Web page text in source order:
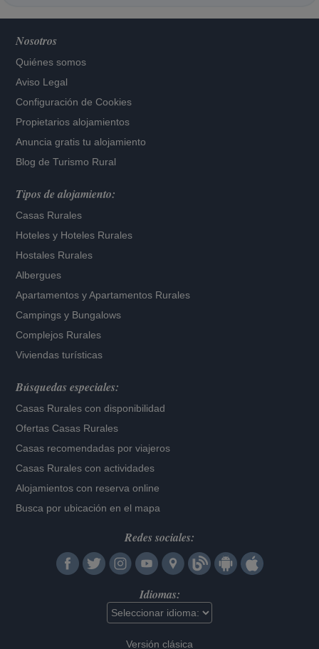
Nosotros
Quiénes somos
Aviso Legal
Configuración de Cookies
Propietarios alojamientos
Anuncia gratis tu alojamiento
Blog de Turismo Rural
Tipos de alojamiento:
Casas Rurales
Hoteles y Hoteles Rurales
Hostales Rurales
Albergues
Apartamentos yApartamentos Rurales
Campings y Bungalows
Complejos Rurales
Viviendas turísticas
Búsquedas especiales:
Casas Rurales con disponibilidad
Ofertas Casas Rurales
Casas recomendadas por viajeros
Casas Rurales con actividades
Alojamientos con reserva online
Busca por ubicación en el mapa
Redes sociales:
Idiomas:
Versión clásica